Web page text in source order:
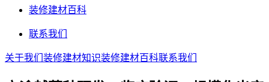
装修建材百科
联系我们
关于我们 装修建材知识装修建材百科联系我们